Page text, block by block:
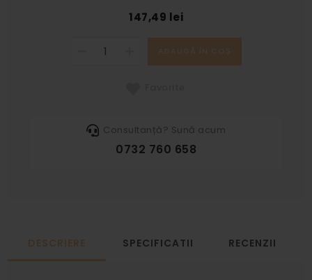
147,49 lei
ADAUGĂ ÎN COȘ
Consultanță? Sună acum
0732 760 658
DESCRIERE SPECIFICATII RECENZII